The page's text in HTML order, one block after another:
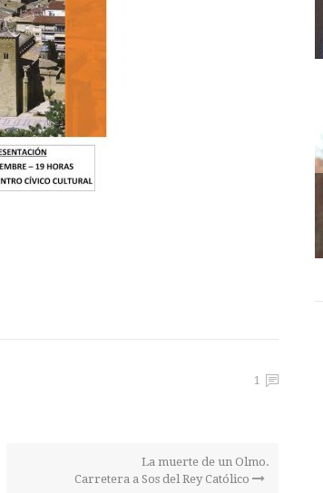
1
La muerte de un Olmo.
Carretera a Sos del Rey Católico